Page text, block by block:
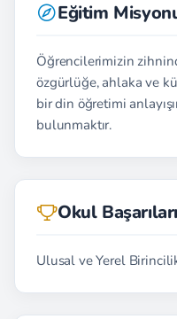
Eğitim
Öğrencilerimizin
özgürlüğe, ahlaka ve
bir din öğretimi
bulunmaktır.
Okul Başarıları
Ulusal ve Yerel